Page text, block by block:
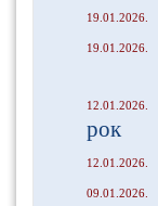
19.01.2026.
19.01.2026.
12.01.2026.
рок
12.01.2026.
09.01.2026.